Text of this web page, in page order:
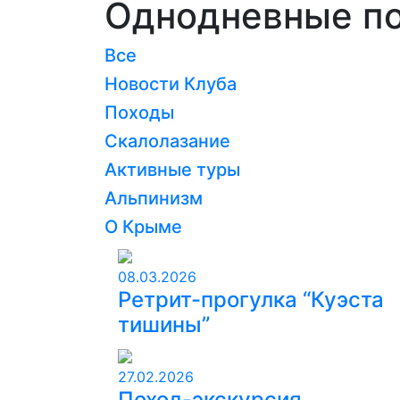
Однодневные
Все
Новости Клуба
Походы
Скалолазание
Активные туры
Альпинизм
О Крыме
08.03.2026
Ретрит-прогулка “Куэста
тишины”
27.02.2026